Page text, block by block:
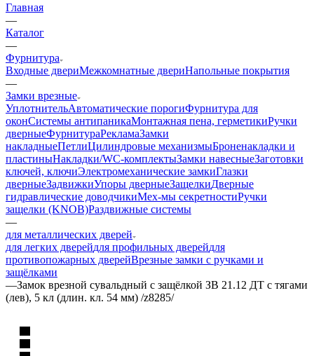
Главная
—
Каталог
—
Фурнитура
Входные двериМежкомнатные двериНапольные покрытия
—
Замки врезные
УплотнительАвтоматические порогиФурнитура для
оконСистемы антипаникаМонтажная пена, герметикиРучки
дверныеФурнитураРекламаЗамки
накладныеПетлиЦилиндровые механизмыБроненакладки и
пластиныНакладки/WC-комплектыЗамки навесныеЗаготовки
ключей, ключиЭлектромеханические замкиГлазки
дверныеЗадвижкиУпоры дверныеЗащелкиДверные
гидравлические доводчикиМех-мы секретностиРучки
защелки (KNOB)Раздвижные системы
—
для металлических дверей
для легких дверейдля профильных дверейдля
противопожарных дверейВрезные замки с ручками и
защёлками
—Замок врезной сувальдный с защёлкой ЗВ 21.12 ДТ с тягами
(лев), 5 кл (длин. кл. 54 мм) /z8285/